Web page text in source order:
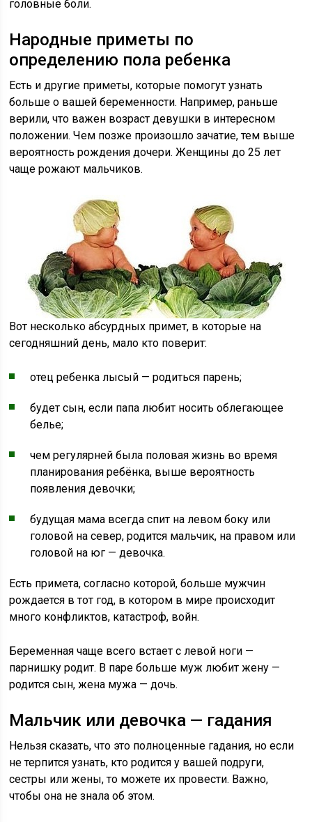
головные боли.
Народные приметы по
определению пола ребенка
Есть и другие приметы, которые помогут узнать
больше о вашей беременности. Например, раньше
верили, что важен возраст девушки в интересном
положении. Чем позже произошло зачатие, тем выше
вероятность рождения дочери. Женщины до 25 лет
чаще рожают мальчиков.
Вот несколько абсурдных примет, в которые на
сегодняшний день, мало кто поверит:
отец ребенка лысый — родиться парень;
будет сын, если папа любит носить облегающее
белье;
чем регулярней была половая жизнь во время
планирования ребёнка, выше вероятность
появления девочки;
будущая мама всегда спит на левом боку или
головой на север, родится мальчик, на правом или
головой на юг — девочка.
Есть примета, согласно которой, больше мужчин
рождается в тот год, в котором в мире происходит
много конфликтов, катастроф, войн.
Беременная чаще всего встает с левой ноги —
парнишку родит. В паре больше муж любит жену —
родится сын, жена мужа — дочь.
Мальчик или девочка — гадания
Нельзя сказать, что это полноценные гадания, но если
не терпится узнать, кто родится у вашей подруги,
сестры или жены, то можете их провести. Важно,
чтобы она не знала об этом.